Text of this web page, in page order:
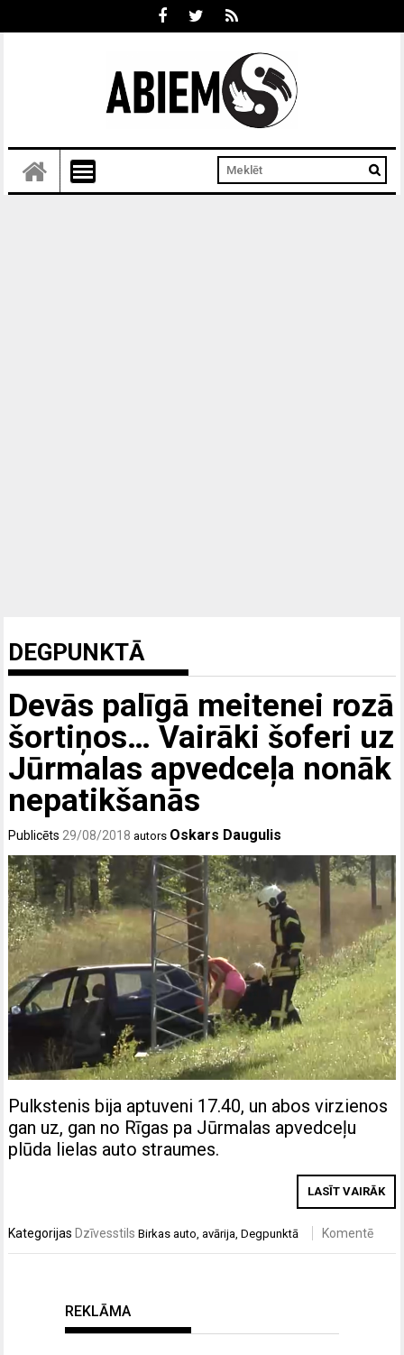
DEGPUNKTĀ
Devās palīgā meitenei rozā
šortiņos… Vairāki šoferi uz
Jūrmalas apvedceļa nonāk
nepatikšanās
Publicēts 29/08/2018 autors Oskars Daugulis
Pulkstenis bija aptuveni 17.40, un abos virzienos
gan uz, gan no Rīgas pa Jūrmalas apvedceļu
plūda lielas auto straumes.
LASĪT VAIRĀK
Kategorijas Dzīvesstils Birkasauto,avārija,Degpunktā Komentē
REKLĀMA